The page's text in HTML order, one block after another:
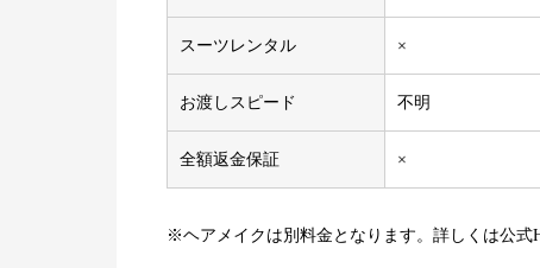
スーツレンタル ×
お渡しスピード 不明
全額返金保証 ×
※ヘアメイクは別料金となります。詳しくは公式